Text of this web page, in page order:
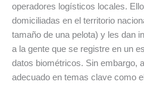
operadores logísticos locales.
domiciliadas en el territorio
tamaño de una pelota) y les dan
a la gente que se registre en un
datos biométricos. Sin embargo,
adecuado en temas clave como